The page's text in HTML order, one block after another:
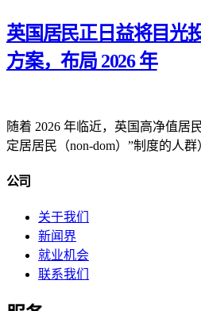
英国居民正日益将目光
方案，布局 2026 年
随着 2026 年临近，英国高净值居
定居居民（non-dom）”制度的人
公司
关于我们
新闻界
就业机会
联系我们